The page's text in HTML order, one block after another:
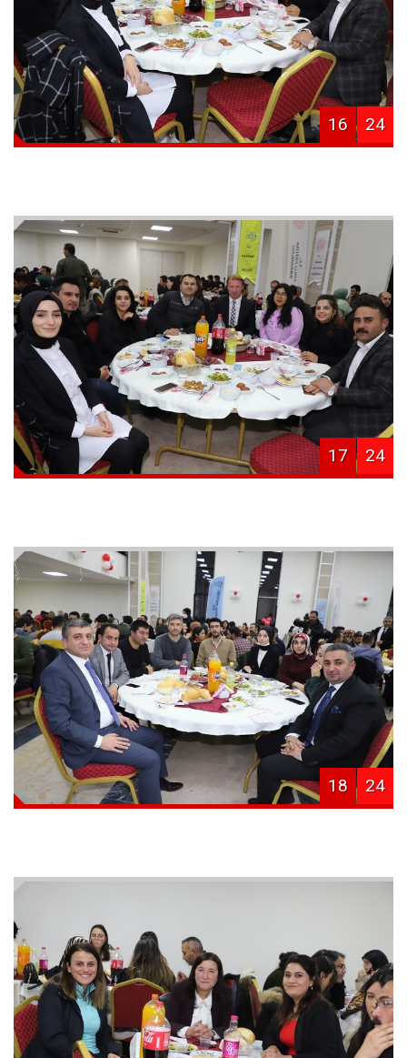
16 24
17 24
18 24